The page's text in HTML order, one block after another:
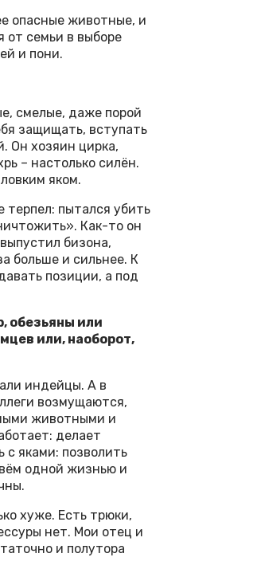
опасные животные, и
от семьи в выборе
и пони.
смелые, даже порой
защищать, вступать
Он хозяин цирка,
– настолько силён.
яком.
пытался убить
Как-то он
бизона,
больше и сильнее. К
позиции, а под
обезьяны или
или, наоборот,
индейцы. А в
возмущаются,
животными и
делает
с яками: позволить
одной жизнью и
хуже. Есть трюки,
нет. Мои отец и
и полутора